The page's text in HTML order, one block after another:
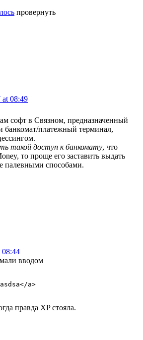
провернуть
at 08:49
софт в Связном, предназначенный
банкомат/платежный терминал,
такой доступ к банкомату, что
то проще его заставить выдать
палевными способами.
08:44
вводом
a>
правда XP стояла.